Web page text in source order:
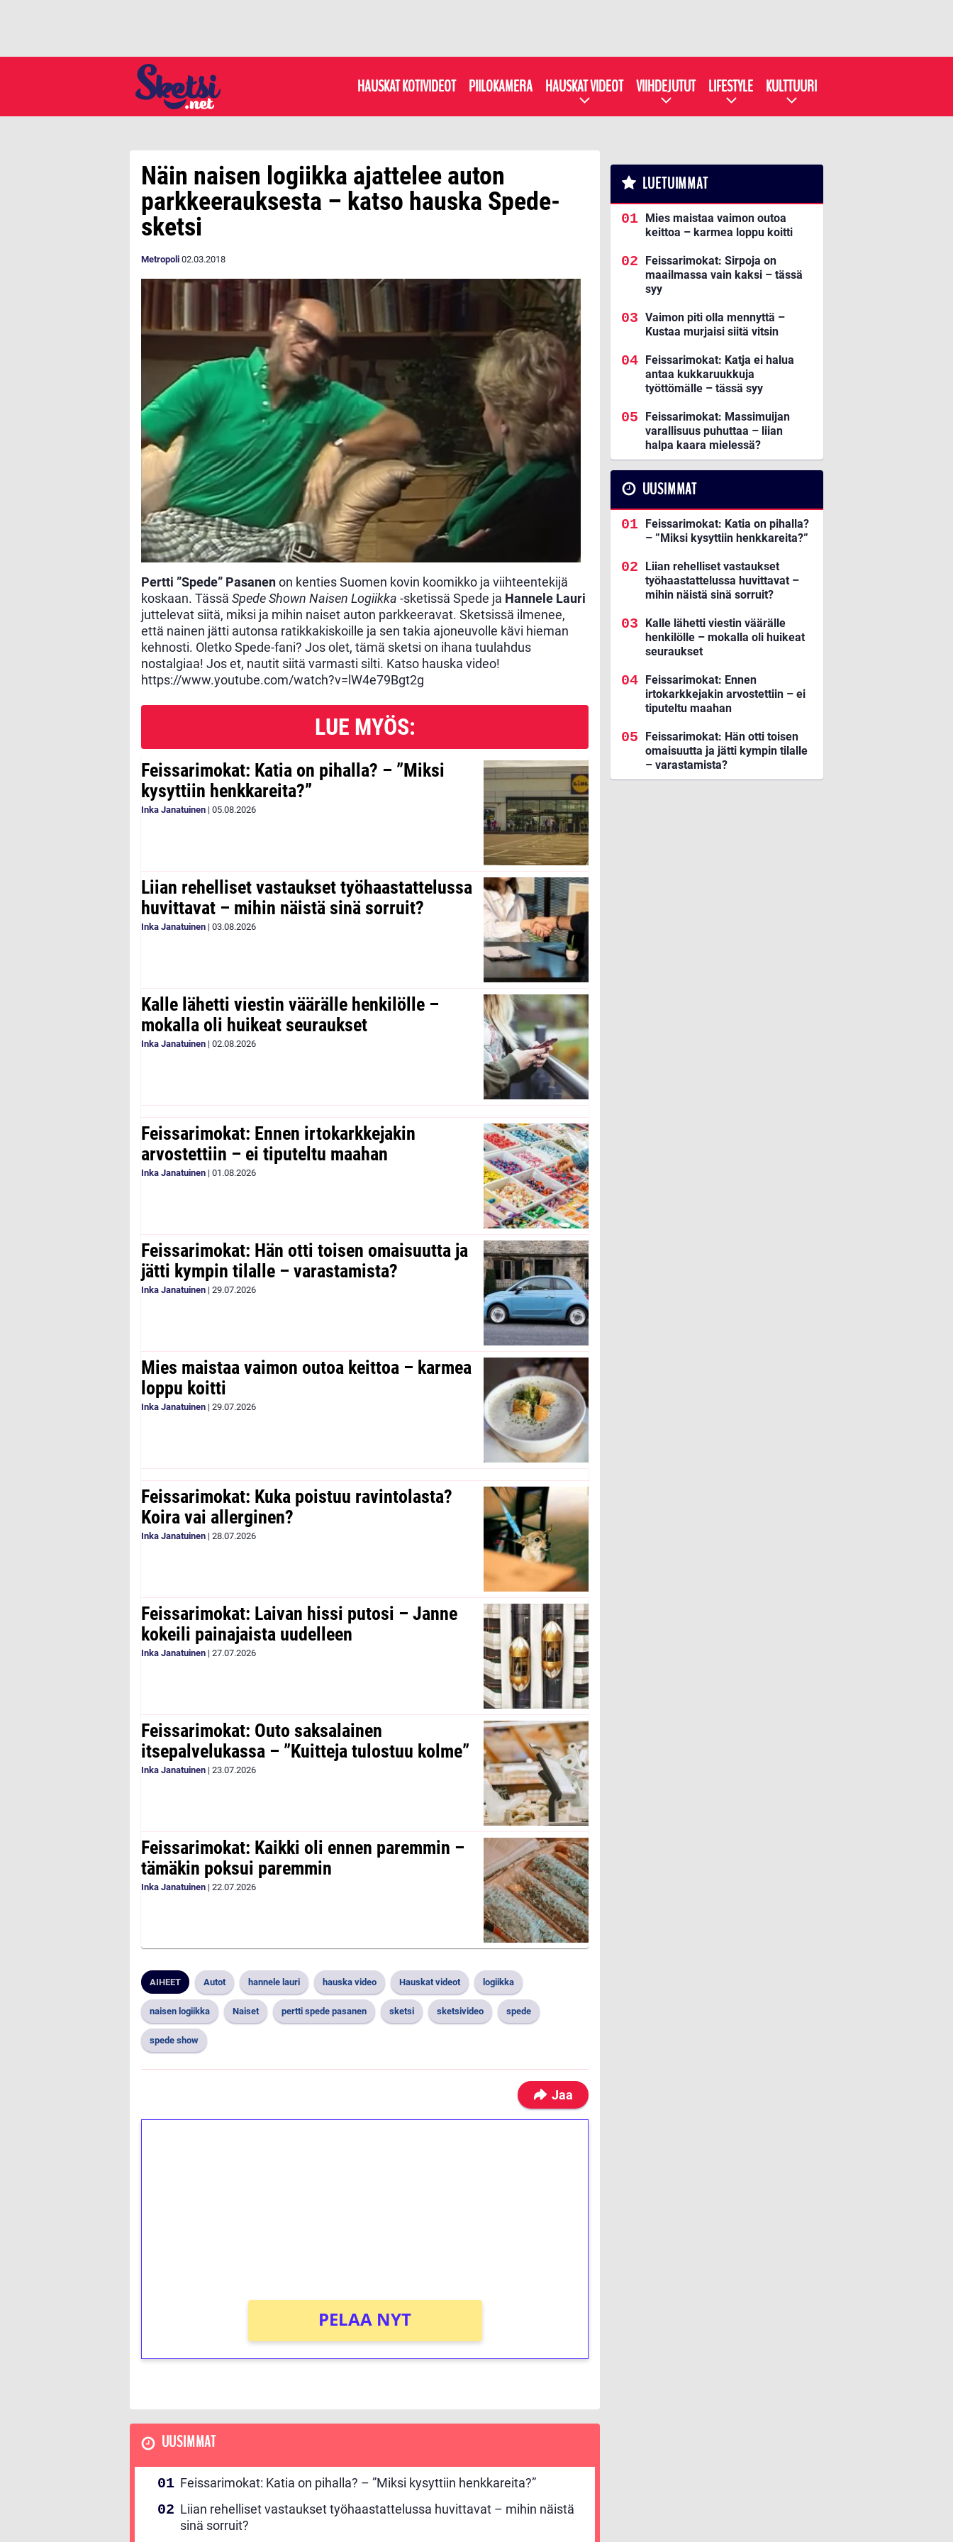
HAUSKAT KOTIVIDEOT PIILOKAMERA HAUSKAT VIDEOT VIIHDEJUTUT LIFESTYLE KULTTUURI
Näin naisen logiikka ajattelee auton
parkkeerauksesta – katso hauska Spede-
sketsi
Metropoli 02.03.2018
Pertti ”Spede” Pasanenon kenties Suomen kovin koomikko ja viihteentekijä
koskaan. Tässä Spede Shown Naisen Logiikka -sketissä Spede ja Hannele Lauri
juttelevat siitä, miksi ja mihin naiset auton parkkeeravat. Sketsissä ilmenee,
että nainen jätti autonsa ratikkakiskoille ja sen takia ajoneuvolle kävi hieman
kehnosti. Oletko Spede-fani? Jos olet, tämä sketsi on ihana tuulahdus
nostalgiaa! Jos et, nautit siitä varmasti silti. Katso hauska video!
https://www.youtube.com/watch?v=lW4e79Bgt2g
LUE MYÖS:
Feissarimokat: Katia on pihalla? – ”Miksi
kysyttiin henkkareita?”
Inka Janatuinen | 05.08.2026
Liian rehelliset vastaukset työhaastattelussa
huvittavat – mihin näistä sinä sorruit?
Inka Janatuinen | 03.08.2026
Kalle lähetti viestin väärälle henkilölle –
mokalla oli huikeat seuraukset
Inka Janatuinen | 02.08.2026
Feissarimokat: Ennen irtokarkkejakin
arvostettiin – ei tiputeltu maahan
Inka Janatuinen | 01.08.2026
Feissarimokat: Hän otti toisen omaisuutta ja
jätti kympin tilalle – varastamista?
Inka Janatuinen | 29.07.2026
Mies maistaa vaimon outoa keittoa – karmea
loppu koitti
Inka Janatuinen | 29.07.2026
Feissarimokat: Kuka poistuu ravintolasta?
Koira vai allerginen?
Inka Janatuinen | 28.07.2026
Feissarimokat: Laivan hissi putosi – Janne
kokeili painajaista uudelleen
Inka Janatuinen | 27.07.2026
Feissarimokat: Outo saksalainen
itsepalvelukassa – ”Kuitteja tulostuu kolme”
Inka Janatuinen | 23.07.2026
Feissarimokat: Kaikki oli ennen paremmin –
tämäkin poksui paremmin
Inka Janatuinen | 22.07.2026
AIHEET Autot hannele lauri hauska video Hauskat videot logiikka
naisen logiikka Naiset pertti spede pasanen sketsi sketsivideo spede
spede show
Jaa
PELAA NYT
UUSIMMAT
Feissarimokat: Katia on pihalla? – ”Miksi kysyttiin henkkareita?”
Liian rehelliset vastaukset työhaastattelussa huvittavat – mihin näistä
sinä sorruit?
LUETUIMMAT
Mies maistaa vaimon outoa
keittoa – karmea loppu koitti
Feissarimokat: Sirpoja on
maailmassa vain kaksi – tässä
syy
Vaimon piti olla mennyttä –
Kustaa murjaisi siitä vitsin
Feissarimokat: Katja ei halua
antaa kukkaruukkuja
työttömälle – tässä syy
Feissarimokat: Massimuijan
varallisuus puhuttaa – liian
halpa kaara mielessä?
UUSIMMAT
Feissarimokat: Katia on pihalla?
– ”Miksi kysyttiin henkkareita?”
Liian rehelliset vastaukset
työhaastattelussa huvittavat –
mihin näistä sinä sorruit?
Kalle lähetti viestin väärälle
henkilölle – mokalla oli huikeat
seuraukset
Feissarimokat: Ennen
irtokarkkejakin arvostettiin – ei
tiputeltu maahan
Feissarimokat: Hän otti toisen
omaisuutta ja jätti kympin tilalle
– varastamista?